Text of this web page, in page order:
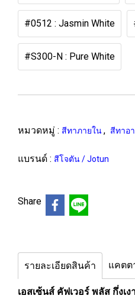
#0512 : Jasmin White
#S300-N : Pure White
หมวดหมู่ : สีทาภายใน, สีทาอ
แบรนด์ : สีโจตัน / Jotun
Share
รายละเอียดสินค้า แคตต
เอสเซ้นส์ คัฟเวอร์ พลัส กึ่งเง